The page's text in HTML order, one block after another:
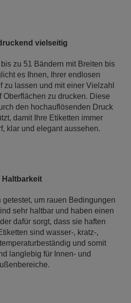
vielseitig
zu 51 Bändern mit Breiten bis
es Ihnen, Ihrer endlosen
zu lassen und mit einer Vielzahl
Oberflächen zu drucken. Diese
den hochauflösenden Druck
damit Ihre Etiketten immer
klar und elegant aussehen.
Haltbarkeit
getestet, um rauen Bedingungen
sehr haltbar und haben einen
dafür sorgt, dass sie haften
sind wasser-, kratz-,
und somit
langlebig für Innen- und